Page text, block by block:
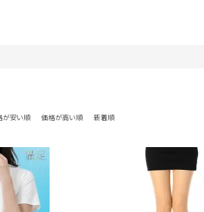
が安い順 価格が高い順 新着順